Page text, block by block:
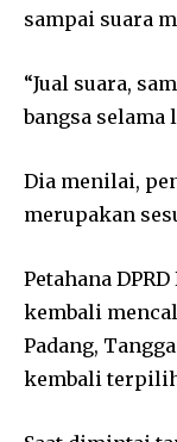
sampai suara
“Jual suara,
bangsa selama
Dia menilai,
merupakan
Petahana
kembali
Padang,
kembali terpilih